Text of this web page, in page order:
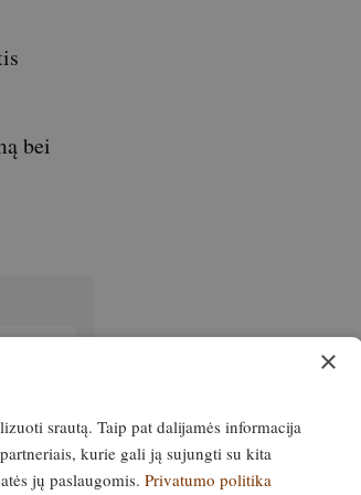
bei
×
srautą. Taip pat dalijamės informacija
kurie gali ją sujungti su kita
jų paslaugomis. Privatumo politika